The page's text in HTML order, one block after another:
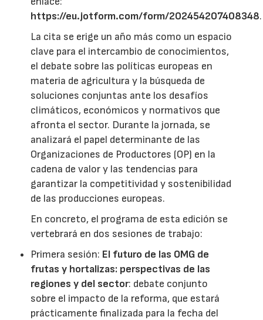
https://eu.jotform.com/form/202454207408348.
La cita se erige un año más como un espacio
clave para el intercambio de conocimientos,
el debate sobre las políticas europeas en
materia de agricultura y la búsqueda de
soluciones conjuntas ante los desafíos
climáticos, económicos y normativos que
afronta el sector. Durante la jornada, se
analizará el papel determinante de las
Organizaciones de Productores (OP) en la
cadena de valor y las tendencias para
garantizar la competitividad y sostenibilidad
de las producciones europeas.
En concreto, el programa de esta edición se
vertebrará en dos sesiones de trabajo:
Primera sesión: El futuro de las OMG de
frutas y hortalizas: perspectivas de las
regiones y del sector: debate conjunto
sobre el impacto de la reforma, que estará
prácticamente finalizada para la fecha del